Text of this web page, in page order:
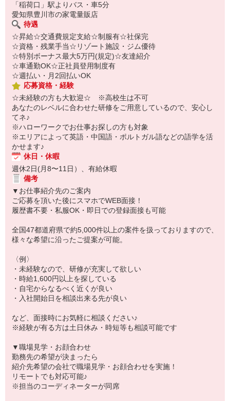
「稲荷口」駅よりバス・車5分
愛知県豊川市の家電量販店
待遇
☆昇給☆交通費規定支給☆制服有☆社保完
☆資格・残業手当☆リゾート施設・ジム優待
☆特別ボーナス最大5万円(規定)☆友達紹介
☆車通勤OK☆正社員登用制度有
☆週払い・月2回払いOK
応募資格・経験
☆未経験の方も大歓迎☆ ※高校生は不可
あなたのレベルに合わせた研修をご用意しているので、安心し
てネ♪
※ハローワークでお仕事お探しの方も対象
※エリアによって英語・中国語・ポルトガル語などの語学を活
かせます♪
休日・休暇
週休2日(月8〜11日）、有給休暇
備考
▼お仕事紹介先のご案内
ご応募を頂いた後にスマホでWEB面接！
履歴書不要・私服OK・即日での登録面接も可能
全国47都道府県で約5,000件以上の案件を扱っておりますので、
様々な希望に沿ったご提案が可能。
〈例〉
・未経験なので、研修が充実して欲しい
・時給1,600円以上を探している
・自宅からなるべく近くが良い
・入社開始日を相談出来る先が良い
など、面接時にお気軽に相談ください♪
※経験が有る方は土日休み・時短等も相談可能です
▼職場見学・お顔合わせ
勤務先の希望が決まったら
紹介先希望の会社で職場見学・お顔合わせを実施！
リモートでも対応可能♪
※担当のコーディネーターが同席